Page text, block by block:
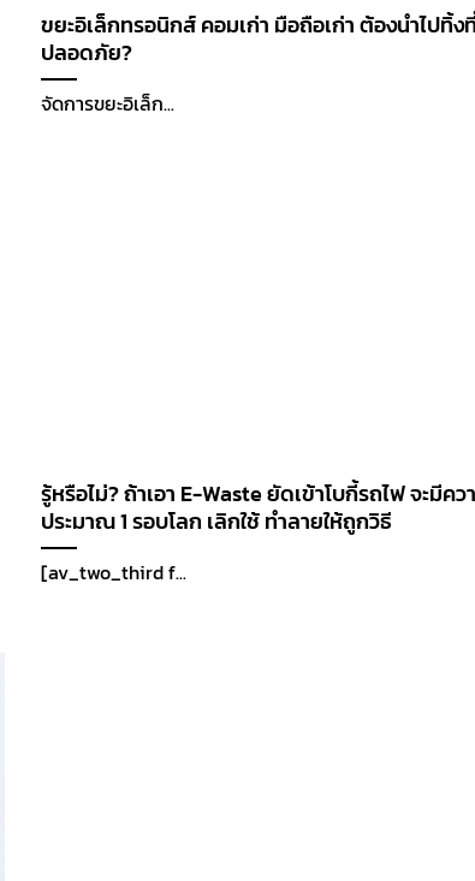
ขยะอิเล็กทรอนิกส์ คอมเก่า มือถือเก่า ต้องนำไปทิ้ง
ปลอดภัย?
จัดการขยะอิเล็ก...
รู้หรือไม่? ถ้าเอา E-Waste ยัดเข้าโบกี้รถไฟ จะมีคว
ประมาณ 1 รอบโลก เลิกใช้ ทำลายให้ถูกวิธี
[av_two_third f...